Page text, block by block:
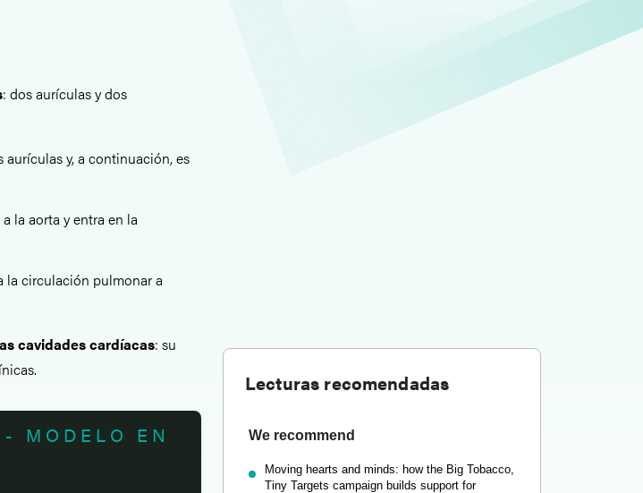
: dos aurículas y dos
aurículas y, a continuación, es
la aorta y entra en la
la circulación pulmonar a
cavidades cardíacas: su
MODELO EN
Lecturas recomendadas
We recommend
Moving hearts and minds: how the Big Tobacco,
Tiny Targets campaign builds support for